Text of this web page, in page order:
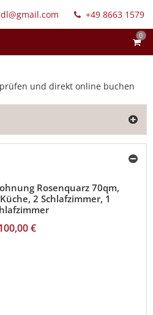
+49 8663 1579
0
und direkt online buchen
Rosenquarz 70qm,
2 Schlafzimmer, 1
€